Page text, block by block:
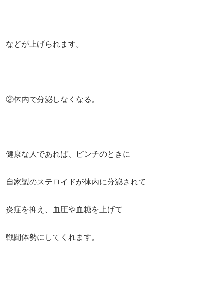
などが上げられます。
②体内で分泌しなくなる。
健康な人であれば、ピンチのときに
自家製のステロイドが体内に分泌されて
炎症を抑え、血圧や血糖を上げて
戦闘体勢にしてくれます。